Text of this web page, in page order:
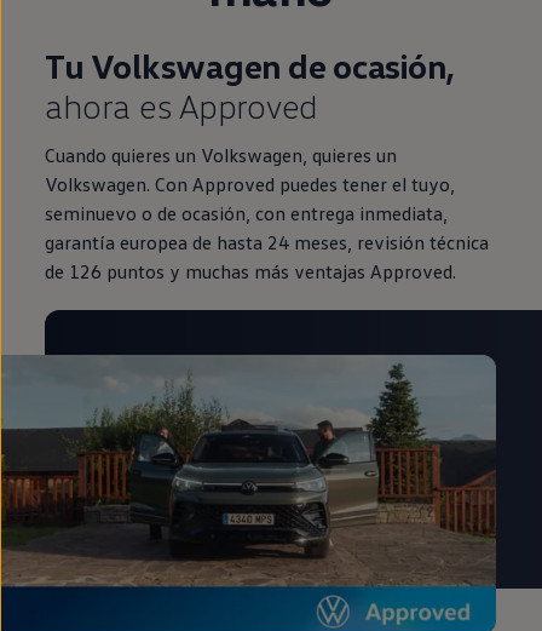
Tu Volkswagen de ocasión,
ahora es Approved
Cuando quieres un Volkswagen, quieres un
Volkswagen. Con Approved puedes tener el tuyo,
seminuevo o de ocasión, con entrega inmediata,
garantía europea de hasta 24 meses, revisión técnica
de 126 puntos y muchas más ventajas Approved.